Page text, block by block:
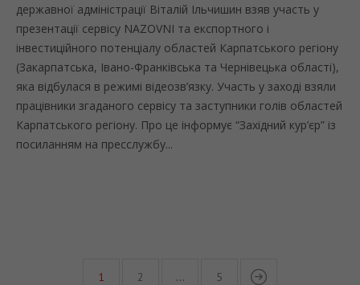
державної адміністрації Віталій Ільчишин взяв участь у
презентації сервісу NAZOVNI та експортного і
інвестиційного потенціалу областей Карпатського регіону
(Закарпатська, Івано-Франківська та Чернівецька області),
яка відбулася в режимі відеозв’язку. Участь у заході взяли
працівники згаданого сервісу та заступники голів областей
Карпатського регіону. Про це інформує “Західний кур’єр” із
посиланням на пресслужбу...
1 2 … 5